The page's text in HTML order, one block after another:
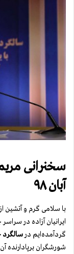
سخنرانی
آبان ۹۸
با سلامی گرم و آتشین
ایرانیان آزاده در
گرد‌آمده‌ایم در
شورشگران برپادارنده